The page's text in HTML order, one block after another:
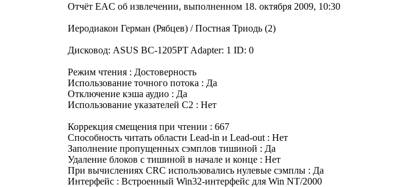
Отчёт EAC об извлечении, выполненном 18. октября 2009, 10:30
Иеродиакон Герман (Рябцев) / Постная Триодь (2)
Дисковод: ASUS BC-1205PT Adapter: 1 ID: 0
Режим чтения : Достоверность
Использование точного потока : Да
Отключение кэша аудио : Да
Использование указателей C2 : Нет
Коррекция смещения при чтении : 667
Способность читать области Lead-in и Lead-out : Нет
Заполнение пропущенных сэмплов тишиной : Да
Удаление блоков с тишиной в начале и конце : Нет
При вычислениях CRC использовались нулевые сэмплы : Да
Интерфейс : Встроенный Win32-интерфейс для Win NT/2000